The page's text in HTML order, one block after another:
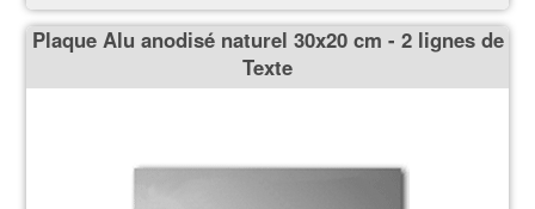
Plaque Alu anodisé naturel 30x20 cm - 2 lignes de
Texte